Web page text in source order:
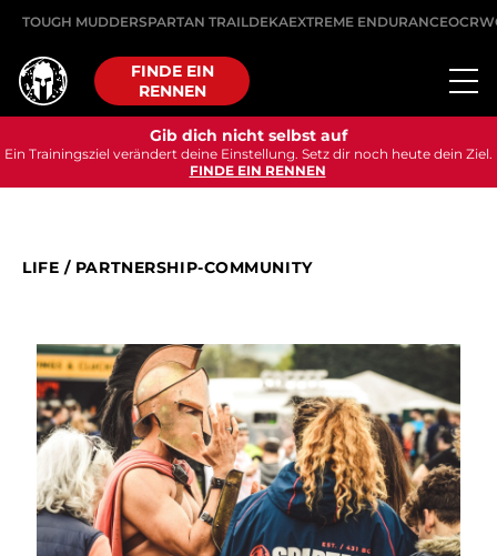
TOUGH MUDDERSPARTAN TRAILDEKAEXTREME ENDURANCE
FINDE EIN
RENNEN
Gib dich nicht selbst auf
Ein Trainingsziel verändert deine Einstellung. Setz dir noch heute dein Ziel.
FINDE EIN RENNEN
LIFE / PARTNERSHIP-COMMUNITY